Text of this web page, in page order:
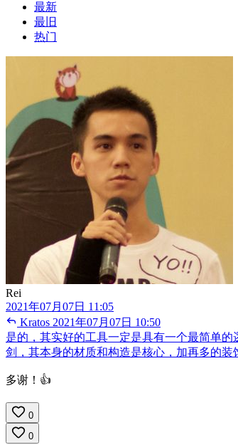
最新
最旧
热门
Rei
2021年07月07日 11:05
Kratos 2021年07月07日 10:50
是的，其实好的工具一定是具有一个最简单
剑，其本身的材质和构造是核心，加再多的
多谢！👍
0
0